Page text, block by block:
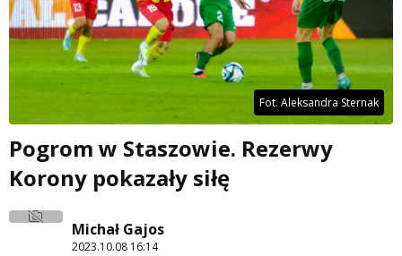
Fot. Aleksandra Sternak
Pogrom w Staszowie. Rezerwy
Korony pokazały siłę
Michał Gajos
2023.10.08 16:14